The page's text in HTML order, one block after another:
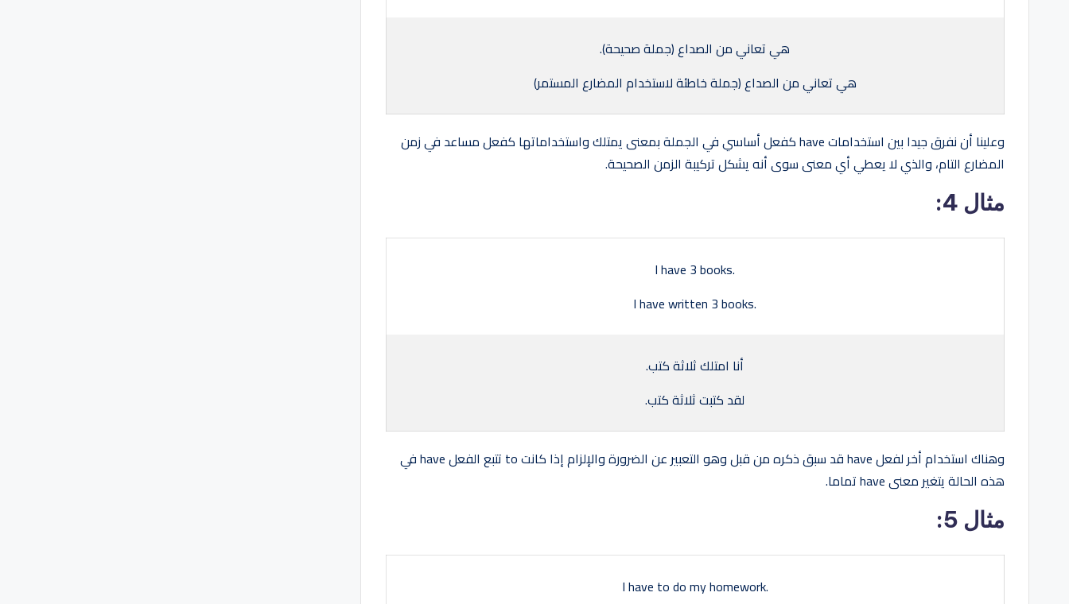
هي تعاني من الصداع (جملة صحيحة).
هي تعاني من الصداع (جملة خاطئة لاستخدام المضارع المستمر)
وعلينا أن نفرق جيدا بين استخدامات have كفعل أساسي في الجملة بمعنى يمتلك واستخداماتها كفعل مساعد في زمن
المضارع التام، والذي لا يعطي أي معنى سوى أنه يشكل تركيبة الزمن الصحيحة.
مثال 4:
I have 3 books.
I have written 3 books.
أنا امتلك ثلاثة كتب.
لقد كتبت ثلاثة كتب.
وهناك استخدام أخر لفعل have قد سبق ذكره من قبل وهو التعبير عن الضرورة والإلزام إذا كانت to تتبع الفعل have في
هذه الحالة يتغير معنى have تماما.
مثال 5:
I have to do my homework.